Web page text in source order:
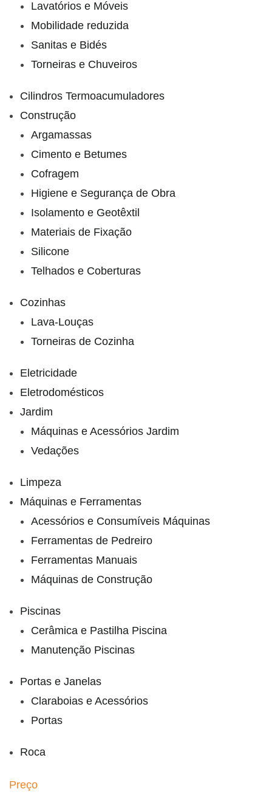
Lavatórios e Móveis
Mobilidade reduzida
Sanitas e Bidés
Torneiras e Chuveiros
Cilindros Termoacumuladores
Construção
Argamassas
Cimento e Betumes
Cofragem
Higiene e Segurança de Obra
Isolamento e Geotêxtil
Materiais de Fixação
Silicone
Telhados e Coberturas
Cozinhas
Lava-Louças
Torneiras de Cozinha
Eletricidade
Eletrodomésticos
Jardim
Máquinas e Acessórios Jardim
Vedações
Limpeza
Máquinas e Ferramentas
Acessórios e Consumíveis Máquinas
Ferramentas de Pedreiro
Ferramentas Manuais
Máquinas de Construção
Piscinas
Cerâmica e Pastilha Piscina
Manutenção Piscinas
Portas e Janelas
Claraboias e Acessórios
Portas
Roca
Preço